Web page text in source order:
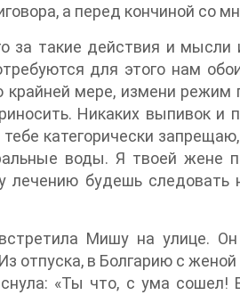
а перед кончиной со
за такие действия и мысли
для этого нам
крайней мере, измени
Никаких выпивок и
категорически
воды. Я твоей жене
лечению будешь следовать
Мишу на улице.
отпуска, в Болгарию с
«Ты что, с ума